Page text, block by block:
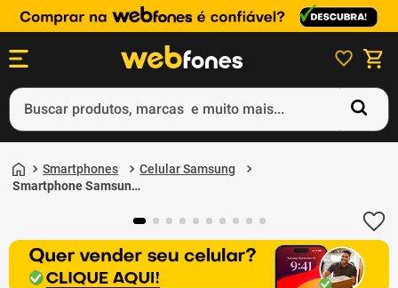
Buscar produtos, marcas e muito mais...
Smartphones
Celular Samsung
Smartphone Samsung
1º
ps5
3º
4º
smartphone